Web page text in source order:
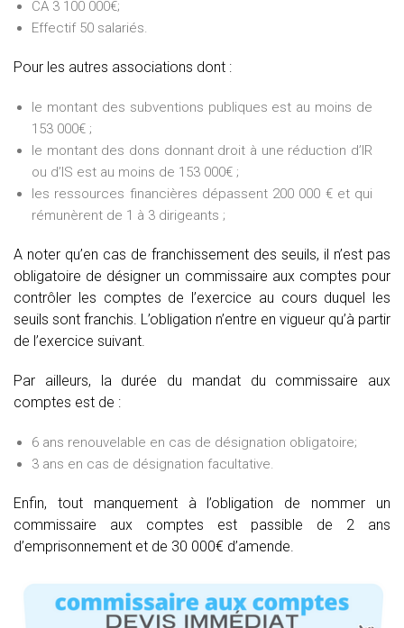
CA 3 100 000€;
Effectif 50 salariés.
Pour les autres associations dont :
le montant des subventions publiques est au moins de
153 000€ ;
le montant des dons donnant droit à une réduction d’IR
ou d’IS est au moins de 153 000€ ;
les ressources financières dépassent 200 000 € et qui
rémunèrent de 1 à 3 dirigeants ;
A noter qu’en cas de franchissement des seuils, il n’est pas
obligatoire de désigner un commissaire aux comptes pour
contrôler les comptes de l’exercice au cours duquel les
seuils sont franchis. L’obligation n’entre en vigueur qu’à partir
de l’exercice suivant.
Par ailleurs, la durée du mandat du commissaire aux
comptes est de :
6 ans renouvelable en cas de désignation obligatoire;
3 ans en cas de désignation facultative.
Enfin, tout manquement à l’obligation de nommer un
commissaire aux comptes est passible de 2 ans
d’emprisonnement et de 30 000€ d’amende.